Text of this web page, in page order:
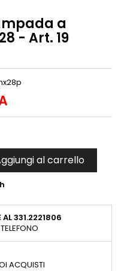
a
- Art. 19
al carrello
AL 331.2221806
ACQUISTI